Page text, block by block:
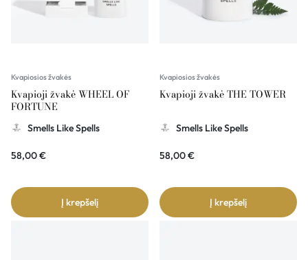
Kvapiosios žvakės
Kvapioji žvakė WHEEL OF
FORTUNE
Smells Like Spells
58,00€
Į krepšelį
Kvapiosios žvakės
Kvapioji žvakė THE TOWER
Smells Like Spells
58,00€
Į krepšelį